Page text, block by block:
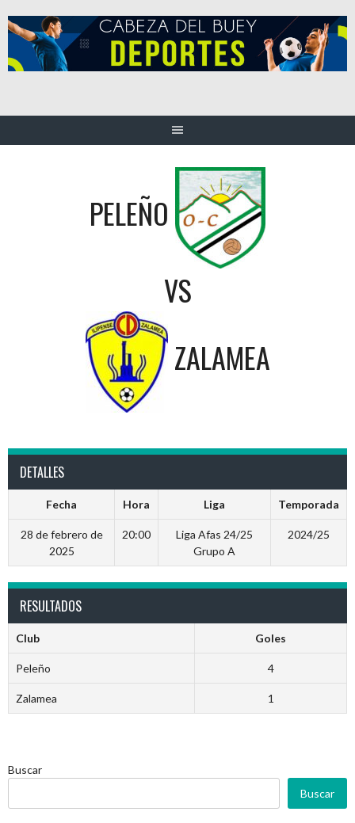
al
contenido
PELEÑO
VS
ZALAMEA
DETALLES
Fecha Hora Liga Temporada
28 de febrero de
2025
20:00
Liga Afas 24/25
Grupo A
2024/25
RESULTADOS
Club Goles
Peleño 4
Zalamea 1
Buscar
Buscar